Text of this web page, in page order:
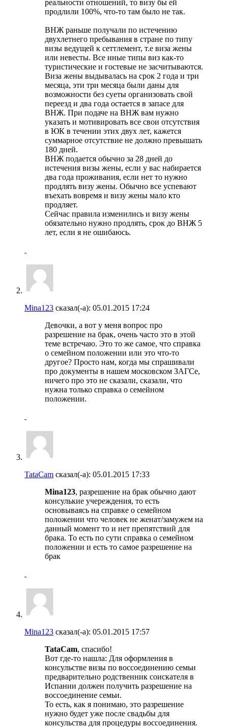
реальности отношений, то визу бы ей
продлили 100%, что-то там было не так.
ВНЖ раньше получали по истечению
двухлетнего пребывания в стране по типу
визы ведущей к сеттлемент, т.е виза жены
или невесты. Все иные типы виз как-то
туристические и гостевые не засчитываются.
Виза жены выдывалась на срок 2 года и три
месяца, эти три месяца были даны для
возможности без суеты организовать свой
переезд и два года остается в запасе для
ВНЖ. При подаче на ВНЖ вам нужно
указать и мотивировать все свои отсутствия
в ЮК в течении этих двух лет, кажется
суммарное отсутствие не должно превышать
180 дней.
ВНЖ подается обычно за 28 дней до
истечения визы жены, если у вас набирается
два года проживания, если нет то нужно
продлять визу жены. Обычно все успевают
въехать вовремя и визу жены мало кто
продляет.
Сейчас правила изменились и визу жены
обязательно нужно продлять, срок до ВНЖ 5
лет, если я не ошибаюсь.
Mina123 сказал(-а): 05.01.2015 17:24
Девочки, а вот у меня вопрос про
разрешение на брак, очень часто это в этой
теме встречаю. Это то же самое, что справка
о семейном положении или это что-то
другое? Просто нам, когда мы спрашивали
про документы в нашем московском ЗАГСе,
ничего про это не сказали, сказали, что
нужна только справка о семейном
положении.
TataCam сказал(-а): 05.01.2015 17:33
Mina123, разрешение на брак обычно дают
консулькие учереждения, то есть
основываясь на справке о семейном
положении что человек не женат/замужем на
данный момент то и нет препятствий для
брака. То есть по сути справка о семейном
положении и есть то самое разрешение на
брак
Mina123 сказал(-а): 05.01.2015 17:57
TataCam, спасибо!
Вот где-то нашла: Для оформления в
консульстве визы по воссоединению семьи
предварительно родственник соискателя в
Испании должен получить разрешение на
воссоединение семьи.
То есть, как я понимаю, это разрешение
нужно будет уже после свадьбы для
консульства для процедуры воссоединения.